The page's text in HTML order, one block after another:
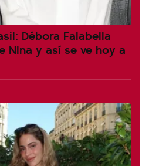
Débora Falabella
Nina y así se ve hoy a